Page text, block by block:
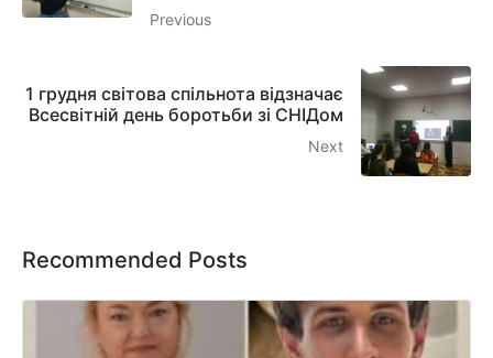
Previous
1 грудня світова спільнота відзначає
Всесвітній день боротьби зі СНІДом
Next
Recommended Posts